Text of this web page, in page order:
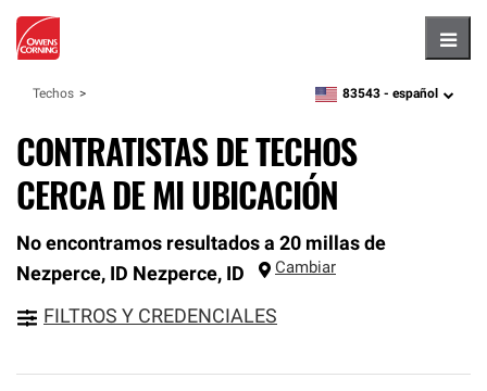
Techos zipcode,language
83543 - español
CONTRATISTAS DE TECHOS
CERCA DE MI UBICACIÓN
No encontramos resultados a 20 millas de
Nezperce, ID Nezperce, ID Cambiar
FILTROS Y CREDENCIALES